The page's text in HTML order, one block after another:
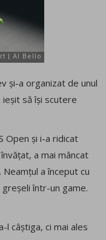
și-a organizat de unul
ieșit să își scutere
Open și i-a ridicat
a mai mâncat
a început cu
într-un game.
l câștiga, ci mai ales